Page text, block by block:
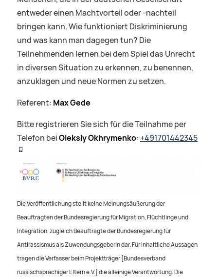
entweder einen Machtvorteil oder -nachteil
bringen kann. Wie funktioniert Diskriminierung
und was kann man dagegen tun? Die
Teilnehmenden lernen bei dem Spiel das Unrecht
in diversen Situation zu erkennen, zu benennen,
anzuklagen und neue Normen zu setzen.
Referent: Max Gede
Bitte registrieren Sie sich für die Teilnahme per
Telefon beiOleksiy Okhrymenko: +491701442345
Die Veröffentlichung stellt keine Meinungsäußerung der
Beauftragten der Bundesregierung für Migration, Flüchtlinge und
Integration, zugleich Beauftragte der Bundesregierung für
Antirassismus als Zuwendungsgeberin dar. Für inhaltliche Aussagen
tragen die Verfasser beim Projektträger [Bundesverband
russischsprachiger Eltern e.V.] die alleinige Verantwortung. Die